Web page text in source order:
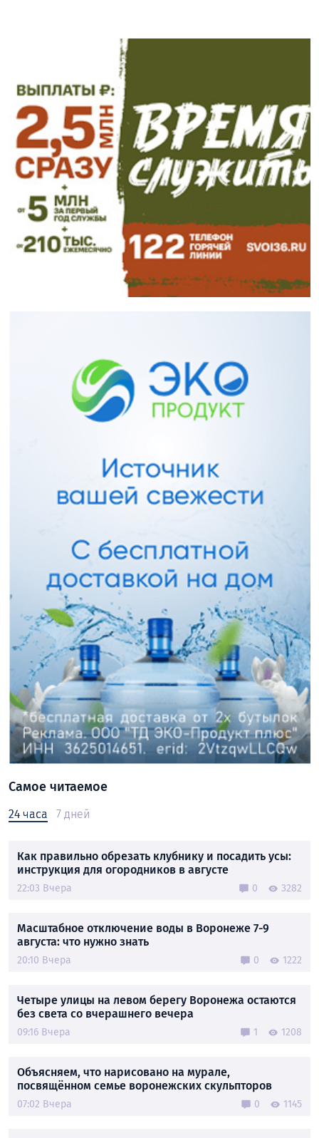
Самое читаемое
24 часа 7 дней
Как правильно обрезать клубнику и посадить усы:
инструкция для огородников в августе
22:03 Вчера 0 3282
Масштабное отключение воды в Воронеже 7-9
августа: что нужно знать
20:10 Вчера 0 1222
Четыре улицы на левом берегу Воронежа остаются
без света со вчерашнего вечера
09:16 Вчера 1 1208
Объясняем, что нарисовано на мурале,
посвящённом семье воронежских скульпторов
07:02 Вчера 0 1145